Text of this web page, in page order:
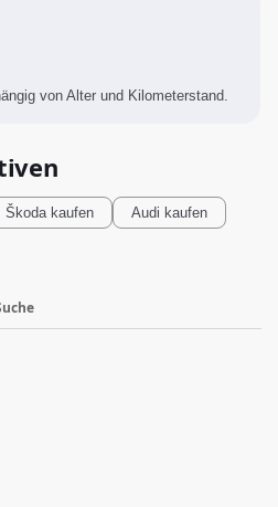
von Alter und Kilometerstand.
Škodakaufen Audi kaufen